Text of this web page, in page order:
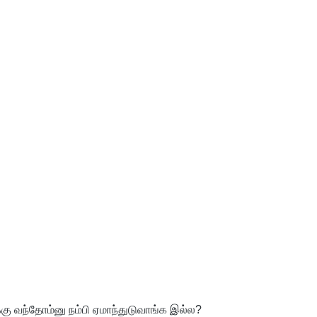
வந்தோம்னு நம்பி ஏமாந்துடுவாங்க இல்ல?